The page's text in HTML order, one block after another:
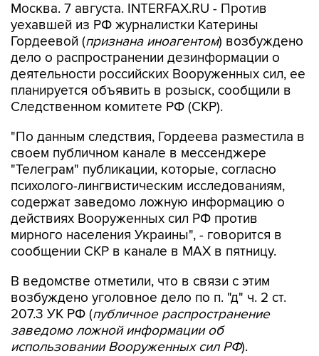
Москва. 7 августа. INTERFAX.RU - Против
уехавшей из РФ журналистки Катерины
Гордеевой (признана иноагентом) возбуждено
дело о распространении дезинформации о
деятельности российских Вооруженных сил, ее
планируется объявить в розыск, сообщили в
Следственном комитете РФ (СКР).
"По данным следствия, Гордеева разместила в
своем публичном канале в мессенджере
"Телеграм" публикации, которые, согласно
психолого-лингвистическим исследованиям,
содержат заведомо ложную информацию о
действиях Вооруженных сил РФ против
мирного населения Украины", - говорится в
сообщении СКР в канале в MAX в пятницу.
В ведомстве отметили, что в связи с этим
возбуждено уголовное дело по п. "д" ч. 2 ст.
207.3 УК РФ (публичное распространение
заведомо ложной информации об
использовании Вооруженных сил РФ).